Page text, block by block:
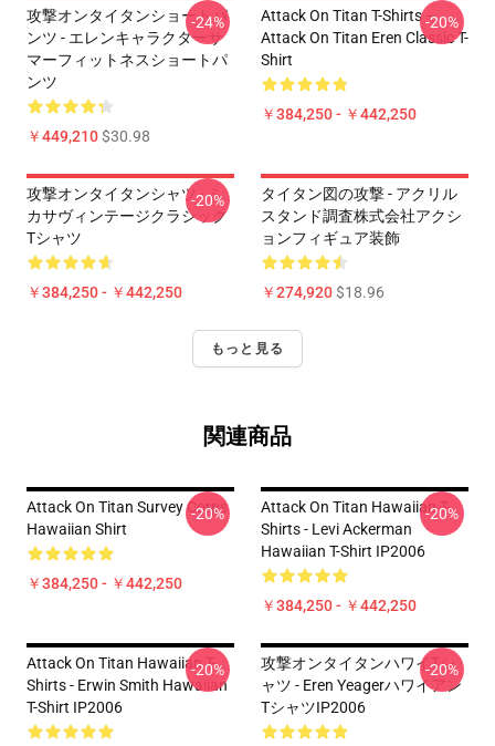
攻撃オンタイタンショートパ
ンツ - エレンキャラクターサ
マーフィットネスショートパ
ンツ
￥449,210$30.98
-24%
Attack On Titan T-Shirts –
Attack On Titan Eren Classic T-
Shirt
￥384,250 - ￥442,250
-20%
攻撃オンタイタンシャツ - ミ
カサヴィンテージクラシック
Tシャツ
￥384,250 - ￥442,250
-20%
タイタン図の攻撃 - アクリル
スタンド調査株式会社アクシ
ョンフィギュア装飾
￥274,920$18.96
もっと見る
関連商品
Attack On Titan Survey Corps
Hawaiian Shirt
￥384,250 - ￥442,250
-20%
Attack On Titan Hawaiian T-
Shirts - Levi Ackerman
Hawaiian T-Shirt IP2006
￥384,250 - ￥442,250
-20%
Attack On Titan Hawaiian T-
Shirts - Erwin Smith Hawaiian
T-Shirt IP2006
-20%
攻撃オンタイタンハワイTシ
ャツ - Eren Yeagerハワイアン
TシャツIP2006
-20%